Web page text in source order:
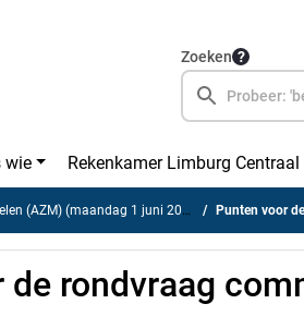
Zoeken
wie Rekenkamer Limburg Centraal
(AZM) (maandag 1 juni 2026) Punten voor
de rondvraag